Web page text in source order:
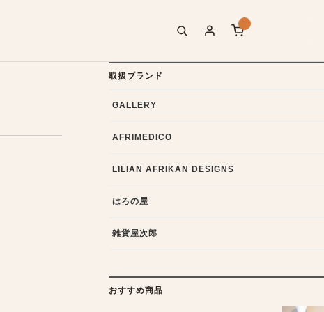
取扱ブランド
GALLERY
AFRIMEDICO
LILIAN AFRIKAN DESIGNS
はろの屋
雑貨屋次郎
おすすめ商品